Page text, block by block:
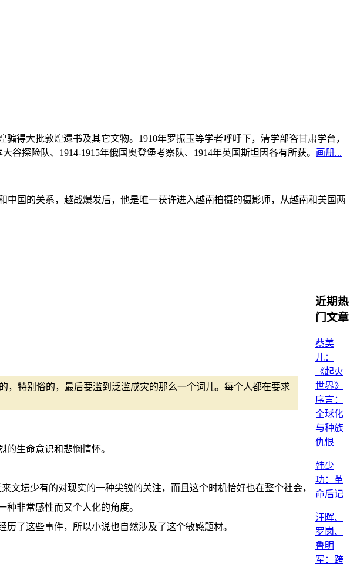
得大批敦煌遗书及其它文物。1910年罗振玉等学者呼吁下，清学部咨甘肃学台，
探险队、1914-1915年俄国奥登堡考察队、1914年英国斯坦因各有所获。 画册...
中国的关系，越战爆发后，他是唯一获许进入越南拍摄的摄影师，从越南和美国两
特别俗的，最后要滥到泛滥成灾的那么一个词儿。每个人都在要求
生命意识和悲悯情怀。
坛少有的对现实的一种尖锐的关注，而且这个时机恰好也在整个社会，
非常感性而又个人化的角度。
了这些事件，所以小说也自然涉及了这个敏感题材。
近期热
门文章
蔡美
儿：
《起火
世界》
序言：
全球化
与种族
仇恨
韩少
功：革
命后记
汪晖、
罗岗、
鲁明
军：跨